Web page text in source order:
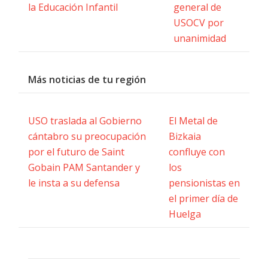
la Educación Infantil
general de
USOCV por
unanimidad
Más noticias de tu región
USO traslada al Gobierno
cántabro su preocupación
por el futuro de Saint
Gobain PAM Santander y
le insta a su defensa
El Metal de
Bizkaia
confluye con
los
pensionistas en
el primer día de
Huelga